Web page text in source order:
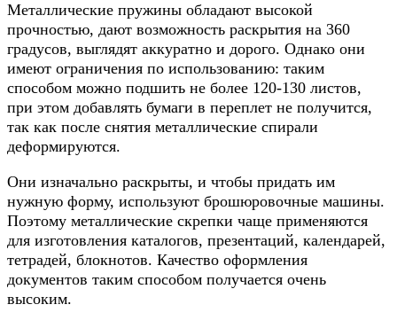
Металлические пружины обладают высокой
прочностью, дают возможность раскрытия на 360
градусов, выглядят аккуратно и дорого. Однако они
имеют ограничения по использованию: таким
способом можно подшить не более 120-130 листов,
при этом добавлять бумаги в переплет не получится,
так как после снятия металлические спирали
деформируются.
Они изначально раскрыты, и чтобы придать им
нужную форму, используют брошюровочные машины.
Поэтому металлические скрепки чаще применяются
для изготовления каталогов, презентаций, календарей,
тетрадей, блокнотов. Качество оформления
документов таким способом получается очень
высоким.